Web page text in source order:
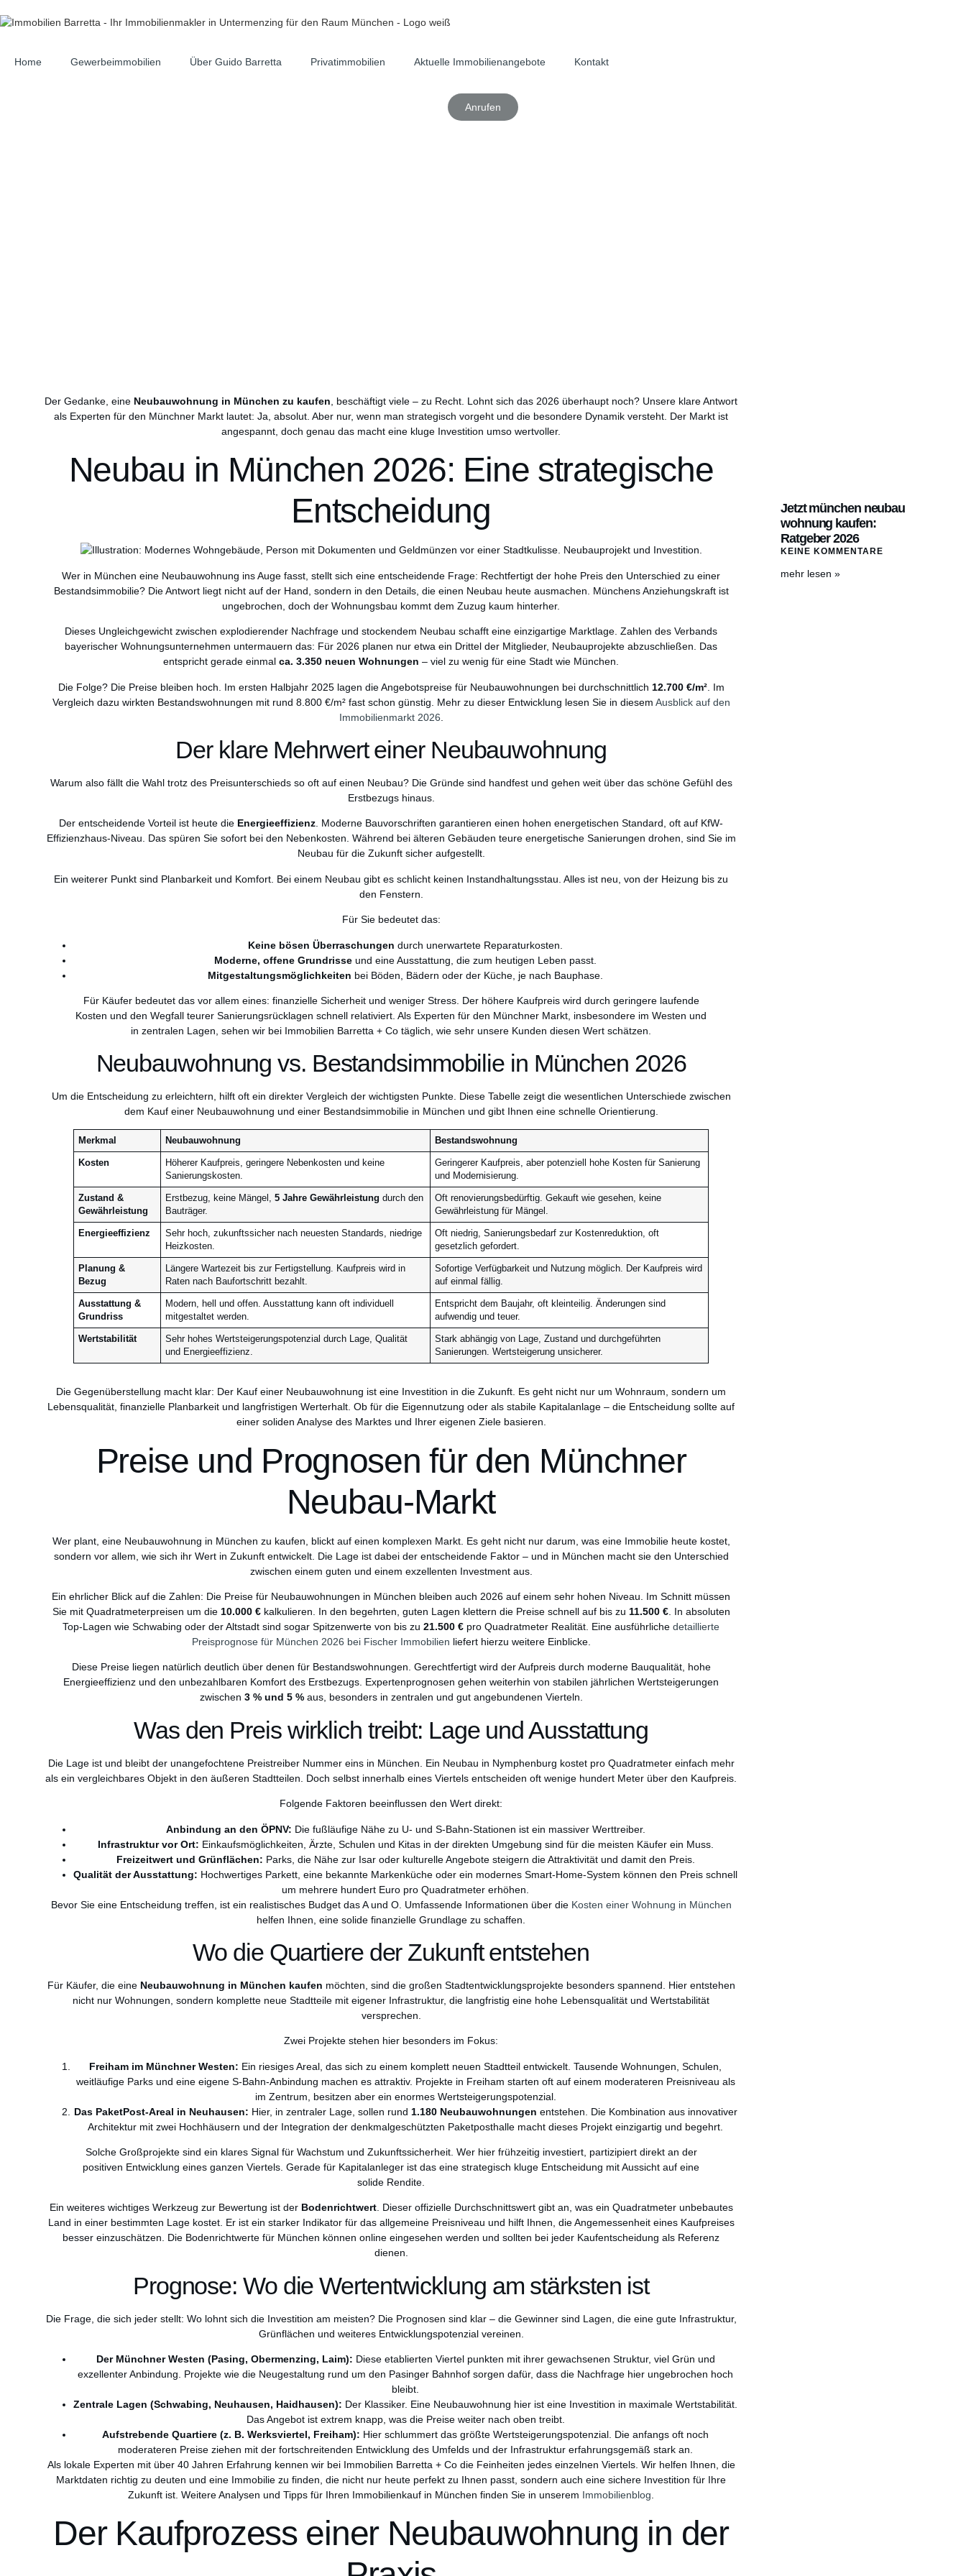
Home Gewerbeimmobilien Über Guido Barretta Privatimmobilien Aktuelle Immobilienangebote Kontakt
Anrufen
Der Gedanke, eine Neubauwohnung in München zu kaufen , beschäftigt viele – zu Recht. Lohnt sich das 2026 überhaupt noch? Unsere klare Antwort
als Experten für den Münchner Markt lautet: Ja, absolut. Aber nur, wenn man strategisch vorgeht und die besondere Dynamik versteht. Der Markt ist
angespannt, doch genau das macht eine kluge Investition umso wertvoller.
Neubau in München 2026: Eine strategische
Entscheidung
Wer in München eine Neubauwohnung ins Auge fasst, stellt sich eine entscheidende Frage: Rechtfertigt der hohe Preis den Unterschied zu einer
Bestandsimmobilie? Die Antwort liegt nicht auf der Hand, sondern in den Details, die einen Neubau heute ausmachen. Münchens Anziehungskraft ist
ungebrochen, doch der Wohnungsbau kommt dem Zuzug kaum hinterher.
Dieses Ungleichgewicht zwischen explodierender Nachfrage und stockendem Neubau schafft eine einzigartige Marktlage. Zahlen des Verbands
bayerischer Wohnungsunternehmen untermauern das: Für 2026 planen nur etwa ein Drittel der Mitglieder, Neubauprojekte abzuschließen. Das
entspricht gerade einmal ca. 3.350 neuen Wohnungen – viel zu wenig für eine Stadt wie München.
Die Folge? Die Preise bleiben hoch. Im ersten Halbjahr 2025 lagen die Angebotspreise für Neubauwohnungen bei durchschnittlich 12.700 €/m². Im
Vergleich dazu wirkten Bestandswohnungen mit rund 8.800 €/m² fast schon günstig. Mehr zu dieser Entwicklung lesen Sie in diesem Ausblick auf den
Immobilienmarkt 2026
Der klare Mehrwert einer Neubauwohnung
Warum also fällt die Wahl trotz des Preisunterschieds so oft auf einen Neubau? Die Gründe sind handfest und gehen weit über das schöne Gefühl des
Erstbezugs hinaus.
Der entscheidende Vorteil ist heute die Energieeffizienz. Moderne Bauvorschriften garantieren einen hohen energetischen Standard, oft auf KfW-
Effizienzhaus-Niveau. Das spüren Sie sofort bei den Nebenkosten. Während bei älteren Gebäuden teure energetische Sanierungen drohen, sind Sie im
Neubau für die Zukunft sicher aufgestellt.
Ein weiterer Punkt sind Planbarkeit und Komfort. Bei einem Neubau gibt es schlicht keinen Instandhaltungsstau. Alles ist neu, von der Heizung bis zu
den Fenstern.
Für Sie bedeutet das:
Keine bösen Überraschungen durch unerwartete Reparaturkosten.
Moderne, offene Grundrisse und eine Ausstattung, die zum heutigen Leben passt.
Mitgestaltungsmöglichkeiten bei Böden, Bädern oder der Küche, je nach Bauphase.
Für Käufer bedeutet das vor allem eines: finanzielle Sicherheit und weniger Stress. Der höhere Kaufpreis wird durch geringere laufende
Kosten und den Wegfall teurer Sanierungsrücklagen schnell relativiert. Als Experten für den Münchner Markt, insbesondere im Westen und
in zentralen Lagen, sehen wir bei Immobilien Barretta + Co täglich, wie sehr unsere Kunden diesen Wert schätzen.
Neubauwohnung vs. Bestandsimmobilie in München 2026
Um die Entscheidung zu erleichtern, hilft oft ein direkter Vergleich der wichtigsten Punkte. Diese Tabelle zeigt die wesentlichen Unterschiede zwischen
dem Kauf einer Neubauwohnung und einer Bestandsimmobilie in München und gibt Ihnen eine schnelle Orientierung.
Merkmal Neubauwohnung Bestandswohnung
Kosten
Höherer Kaufpreis, geringere Nebenkosten und keine
Sanierungskosten.
Geringerer Kaufpreis, aber potenziell hohe Kosten für Sanierung
und Modernisierung.
Zustand &
Gewährleistung
Erstbezug, keine Mängel,5 Jahre Gewährleistung durch den
Bauträger.
Oft renovierungsbedürftig. Gekauft wie gesehen, keine
Gewährleistung für Mängel.
Energieeffizienz
Sehr hoch, zukunftssicher nach neuesten Standards, niedrige
Heizkosten.
Oft niedrig, Sanierungsbedarf zur Kostenreduktion, oft
gesetzlich gefordert.
Planung &
Bezug
Längere Wartezeit bis zur Fertigstellung. Kaufpreis wird in
Raten nach Baufortschritt bezahlt.
Sofortige Verfügbarkeit und Nutzung möglich. Der Kaufpreis wird
auf einmal fällig.
Ausstattung &
Grundriss
Modern, hell und offen. Ausstattung kann oft individuell
mitgestaltet werden.
Entspricht dem Baujahr, oft kleinteilig. Änderungen sind
aufwendig und teuer.
Wertstabilität
Sehr hohes Wertsteigerungspotenzial durch Lage, Qualität
und Energieeffizienz.
Stark abhängig von Lage, Zustand und durchgeführten
Sanierungen. Wertsteigerung unsicherer.
Die Gegenüberstellung macht klar: Der Kauf einer Neubauwohnung ist eine Investition in die Zukunft. Es geht nicht nur um Wohnraum, sondern um
Lebensqualität, finanzielle Planbarkeit und langfristigen Werterhalt. Ob für die Eigennutzung oder als stabile Kapitalanlage – die Entscheidung sollte auf
einer soliden Analyse des Marktes und Ihrer eigenen Ziele basieren.
Preise und Prognosen für den Münchner
Neubau-Markt
Wer plant, eine Neubauwohnung in München zu kaufen, blickt auf einen komplexen Markt. Es geht nicht nur darum, was eine Immobilie heute kostet,
sondern vor allem, wie sich ihr Wert in Zukunft entwickelt. Die Lage ist dabei der entscheidende Faktor – und in München macht sie den Unterschied
zwischen einem guten und einem exzellenten Investment aus.
Ein ehrlicher Blick auf die Zahlen: Die Preise für Neubauwohnungen in München bleiben auch 2026 auf einem sehr hohen Niveau. Im Schnitt müssen
Sie mit Quadratmeterpreisen um die 10.000 €kalkulieren. In den begehrten, guten Lagen klettern die Preise schnell auf bis zu 11.500 €. In absoluten
Top-Lagen wie Schwabing oder der Altstadt sind sogar Spitzenwerte von bis zu 21.500 € pro Quadratmeter Realität. Eine ausführliche detaillierte
Preisprognose für München 2026 bei Fischer Immobilien liefert hierzu weitere Einblicke.
Diese Preise liegen natürlich deutlich über denen für Bestandswohnungen. Gerechtfertigt wird der Aufpreis durch moderne Bauqualität, hohe
Energieeffizienz und den unbezahlbaren Komfort des Erstbezugs. Expertenprognosen gehen weiterhin von stabilen jährlichen Wertsteigerungen
zwischen 3 % und 5 %aus, besonders in zentralen und gut angebundenen Vierteln.
Was den Preis wirklich treibt: Lage und Ausstattung
Die Lage ist und bleibt der unangefochtene Preistreiber Nummer eins in München. Ein Neubau in Nymphenburg kostet pro Quadratmeter einfach mehr
als ein vergleichbares Objekt in den äußeren Stadtteilen. Doch selbst innerhalb eines Viertels entscheiden oft wenige hundert Meter über den Kaufpreis.
Folgende Faktoren beeinflussen den Wert direkt:
Anbindung an den ÖPNV: Die fußläufige Nähe zu U- und S-Bahn-Stationen ist ein massiver Werttreiber.
Infrastruktur vor Ort: Einkaufsmöglichkeiten, Ärzte, Schulen und Kitas in der direkten Umgebung sind für die meisten Käufer ein Muss.
Freizeitwert und Grünflächen: Parks, die Nähe zur Isar oder kulturelle Angebote steigern die Attraktivität und damit den Preis.
Qualität der Ausstattung: Hochwertiges Parkett, eine bekannte Markenküche oder ein modernes Smart-Home-System können den Preis schnell
um mehrere hundert Euro pro Quadratmeter erhöhen.
Bevor Sie eine Entscheidung treffen, ist ein realistisches Budget das A und O. Umfassende Informationen über die Kosten einer Wohnung in München
helfen Ihnen, eine solide finanzielle Grundlage zu schaffen.
Wo die Quartiere der Zukunft entstehen
Für Käufer, die eine Neubauwohnung in München kaufen möchten, sind die großen Stadtentwicklungsprojekte besonders spannend. Hier entstehen
nicht nur Wohnungen, sondern komplette neue Stadtteile mit eigener Infrastruktur, die langfristig eine hohe Lebensqualität und Wertstabilität
versprechen.
Zwei Projekte stehen hier besonders im Fokus:
Freiham im Münchner Westen: Ein riesiges Areal, das sich zu einem komplett neuen Stadtteil entwickelt. Tausende Wohnungen, Schulen,
weitläufige Parks und eine eigene S-Bahn-Anbindung machen es attraktiv. Projekte in Freiham starten oft auf einem moderateren Preisniveau als
im Zentrum, besitzen aber ein enormes Wertsteigerungspotenzial.
Das PaketPost-Areal in Neuhausen: Hier, in zentraler Lage, sollen rund 1.180 Neubauwohnungen entstehen. Die Kombination aus innovativer
Architektur mit zwei Hochhäusern und der Integration der denkmalgeschützten Paketposthalle macht dieses Projekt einzigartig und begehrt.
Solche Großprojekte sind ein klares Signal für Wachstum und Zukunftssicherheit. Wer hier frühzeitig investiert, partizipiert direkt an der
positiven Entwicklung eines ganzen Viertels. Gerade für Kapitalanleger ist das eine strategisch kluge Entscheidung mit Aussicht auf eine
solide Rendite.
Ein weiteres wichtiges Werkzeug zur Bewertung ist der Bodenrichtwert. Dieser offizielle Durchschnittswert gibt an, was ein Quadratmeter unbebautes
Land in einer bestimmten Lage kostet. Er ist ein starker Indikator für das allgemeine Preisniveau und hilft Ihnen, die Angemessenheit eines Kaufpreises
besser einzuschätzen. Die Bodenrichtwerte für München können online eingesehen werden und sollten bei jeder Kaufentscheidung als Referenz
dienen.
Prognose: Wo die Wertentwicklung am stärksten ist
Die Frage, die sich jeder stellt: Wo lohnt sich die Investition am meisten? Die Prognosen sind klar – die Gewinner sind Lagen, die eine gute Infrastruktur,
Grünflächen und weiteres Entwicklungspotenzial vereinen.
Der Münchner Westen (Pasing, Obermenzing, Laim): Diese etablierten Viertel punkten mit ihrer gewachsenen Struktur, viel Grün und
exzellenter Anbindung. Projekte wie die Neugestaltung rund um den Pasinger Bahnhof sorgen dafür, dass die Nachfrage hier ungebrochen hoch
bleibt.
Zentrale Lagen (Schwabing, Neuhausen, Haidhausen): Der Klassiker. Eine Neubauwohnung hier ist eine Investition in maximale Wertstabilität.
Das Angebot ist extrem knapp, was die Preise weiter nach oben treibt.
Aufstrebende Quartiere (z. B. Werksviertel, Freiham): Hier schlummert das größte Wertsteigerungspotenzial. Die anfangs oft noch
moderateren Preise ziehen mit der fortschreitenden Entwicklung des Umfelds und der Infrastruktur erfahrungsgemäß stark an.
Als lokale Experten mit über 40 Jahren Erfahrung kennen wir bei Immobilien Barretta + Co die Feinheiten jedes einzelnen Viertels. Wir helfen Ihnen, die
Marktdaten richtig zu deuten und eine Immobilie zu finden, die nicht nur heute perfekt zu Ihnen passt, sondern auch eine sichere Investition für Ihre
Zukunft ist. Weitere Analysen und Tipps für Ihren Immobilienkauf in München finden Sie in unserem Immobilienblog
Der Kaufprozess einer Neubauwohnung in der
Jetzt münchen neubau
wohnung kaufen:
Ratgeber 2026
KEINE KOMMENTARE
mehr lesen »